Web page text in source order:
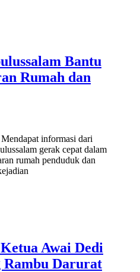
Bantu
Rumah dan
informasi dari
gerak cepat dalam
rumah penduduk dan
Awai Dedi
Rambu Darurat